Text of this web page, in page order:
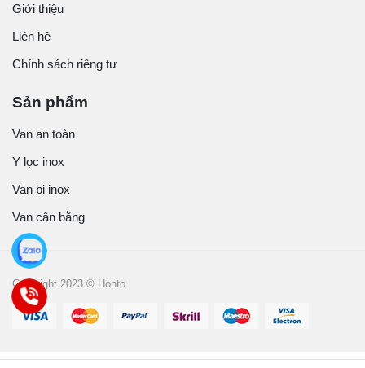
Giới thiệu
Liên hệ
Chính sách riêng tư
Sản phẩm
Van an toàn
Y lọc inox
Van bi inox
Van cân bằng
Copyright 2023 © Honto